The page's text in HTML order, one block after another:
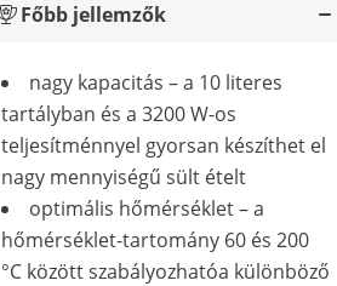
Főbb jellemzők
nagy kapacitás – a 10 literes
tartályban és a 3200 W-os
teljesítménnyel gyorsan készíthet el
nagy mennyiségű sült ételt
optimális hőmérséklet – a
hőmérséklet-tartomány 60 és 200
°C között szabályozhatóa különböző